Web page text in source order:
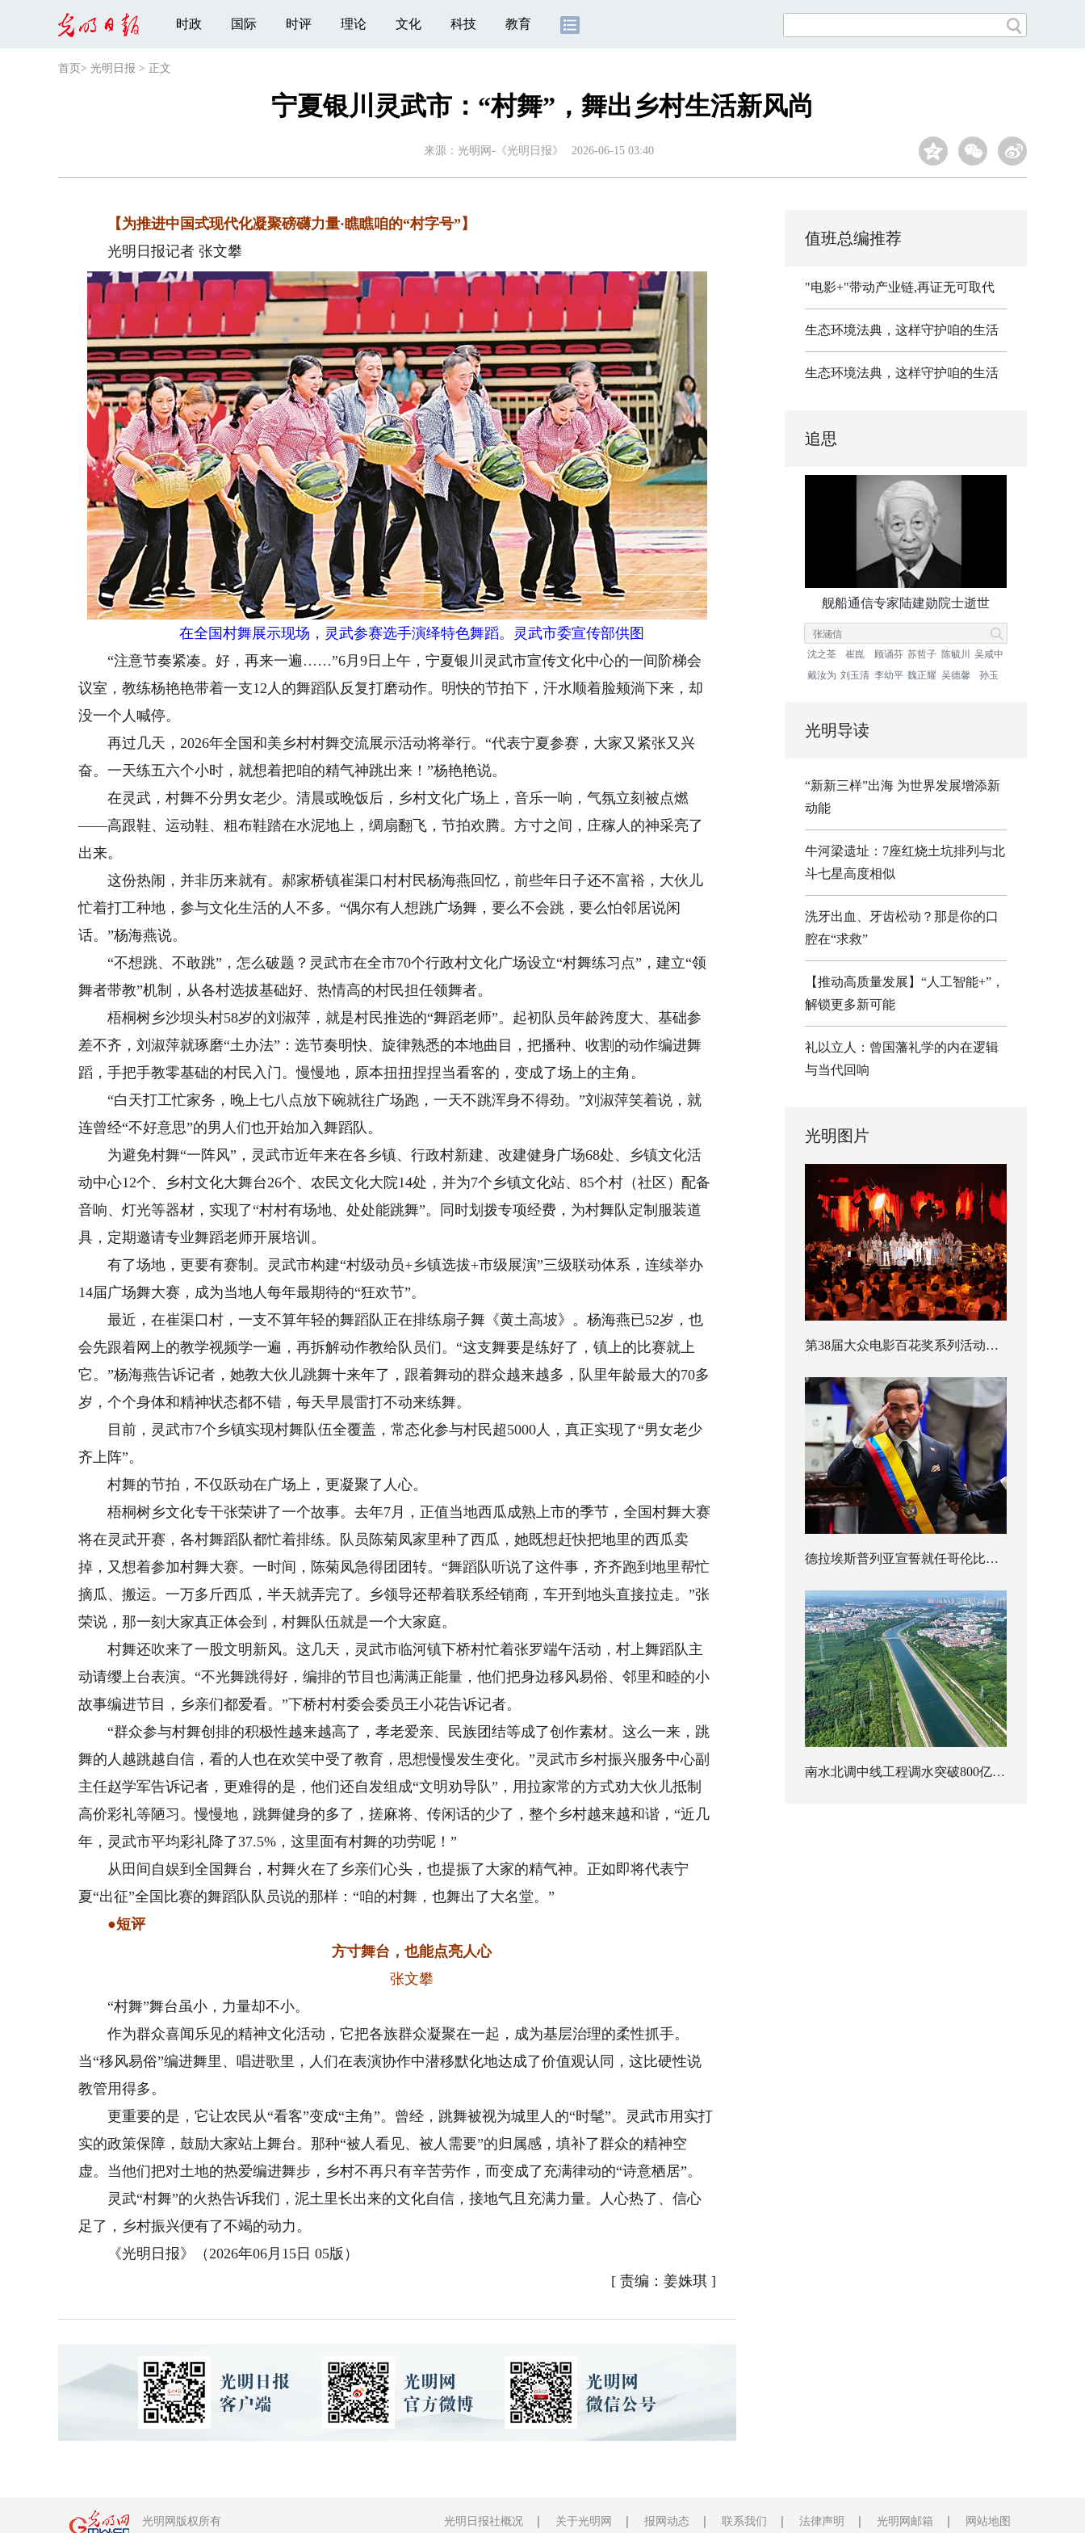
时政 国际 时评 理论 文化 科技 教育
首页 > 光明日报 > 正文
宁夏银川灵武市：“村舞”，舞出乡村生活新风尚
来源： 光明网-《光明日报》 2026-06-15 03:40
【为推进中国式现代化凝聚磅礴力量·瞧瞧咱的“村字号”】
光明日报记者 张文攀
在全国村舞展示现场，灵武参赛选手演绎特色舞蹈。灵武市委宣传部供图
“注意节奏紧凑。好，再来一遍……”6月9日上午，宁夏银川灵武市宣传文化中心的一间阶梯会
议室，教练杨艳艳带着一支12人的舞蹈队反复打磨动作。明快的节拍下，汗水顺着脸颊淌下来，却
没一个人喊停。
再过几天，2026年全国和美乡村村舞交流展示活动将举行。“代表宁夏参赛，大家又紧张又兴
奋。一天练五六个小时，就想着把咱的精气神跳出来！”杨艳艳说。
在灵武，村舞不分男女老少。清晨或晚饭后，乡村文化广场上，音乐一响，气氛立刻被点燃
——高跟鞋、运动鞋、粗布鞋踏在水泥地上，绸扇翻飞，节拍欢腾。方寸之间，庄稼人的神采亮了
出来。
这份热闹，并非历来就有。郝家桥镇崔渠口村村民杨海燕回忆，前些年日子还不富裕，大伙儿
忙着打工种地，参与文化生活的人不多。“偶尔有人想跳广场舞，要么不会跳，要么怕邻居说闲
话。”杨海燕说。
“不想跳、不敢跳”，怎么破题？灵武市在全市70个行政村文化广场设立“村舞练习点”，建立“领
舞者带教”机制，从各村选拔基础好、热情高的村民担任领舞者。
梧桐树乡沙坝头村58岁的刘淑萍，就是村民推选的“舞蹈老师”。起初队员年龄跨度大、基础参
差不齐，刘淑萍就琢磨“土办法”：选节奏明快、旋律熟悉的本地曲目，把播种、收割的动作编进舞
蹈，手把手教零基础的村民入门。慢慢地，原本扭扭捏捏当看客的，变成了场上的主角。
“白天打工忙家务，晚上七八点放下碗就往广场跑，一天不跳浑身不得劲。”刘淑萍笑着说，就
连曾经“不好意思”的男人们也开始加入舞蹈队。
为避免村舞“一阵风”，灵武市近年来在各乡镇、行政村新建、改建健身广场68处、乡镇文化活
动中心12个、乡村文化大舞台26个、农民文化大院14处，并为7个乡镇文化站、85个村（社区）配备
音响、灯光等器材，实现了“村村有场地、处处能跳舞”。同时划拨专项经费，为村舞队定制服装道
具，定期邀请专业舞蹈老师开展培训。
有了场地，更要有赛制。灵武市构建“村级动员+乡镇选拔+市级展演”三级联动体系，连续举办
14届广场舞大赛，成为当地人每年最期待的“狂欢节”。
最近，在崔渠口村，一支不算年轻的舞蹈队正在排练扇子舞《黄土高坡》。杨海燕已52岁，也
会先跟着网上的教学视频学一遍，再拆解动作教给队员们。“这支舞要是练好了，镇上的比赛就上
它。”杨海燕告诉记者，她教大伙儿跳舞十来年了，跟着舞动的群众越来越多，队里年龄最大的70多
岁，个个身体和精神状态都不错，每天早晨雷打不动来练舞。
目前，灵武市7个乡镇实现村舞队伍全覆盖，常态化参与村民超5000人，真正实现了“男女老少
齐上阵”。
村舞的节拍，不仅跃动在广场上，更凝聚了人心。
梧桐树乡文化专干张荣讲了一个故事。去年7月，正值当地西瓜成熟上市的季节，全国村舞大赛
将在灵武开赛，各村舞蹈队都忙着排练。队员陈菊凤家里种了西瓜，她既想赶快把地里的西瓜卖
掉，又想着参加村舞大赛。一时间，陈菊凤急得团团转。“舞蹈队听说了这件事，齐齐跑到地里帮忙
摘瓜、搬运。一万多斤西瓜，半天就弄完了。乡领导还帮着联系经销商，车开到地头直接拉走。”张
荣说，那一刻大家真正体会到，村舞队伍就是一个大家庭。
村舞还吹来了一股文明新风。这几天，灵武市临河镇下桥村忙着张罗端午活动，村上舞蹈队主
动请缨上台表演。“不光舞跳得好，编排的节目也满满正能量，他们把身边移风易俗、邻里和睦的小
故事编进节目，乡亲们都爱看。”下桥村村委会委员王小花告诉记者。
“群众参与村舞创排的积极性越来越高了，孝老爱亲、民族团结等成了创作素材。这么一来，跳
舞的人越跳越自信，看的人也在欢笑中受了教育，思想慢慢发生变化。”灵武市乡村振兴服务中心副
主任赵学军告诉记者，更难得的是，他们还自发组成“文明劝导队”，用拉家常的方式劝大伙儿抵制
高价彩礼等陋习。慢慢地，跳舞健身的多了，搓麻将、传闲话的少了，整个乡村越来越和谐，“近几
年，灵武市平均彩礼降了37.5%，这里面有村舞的功劳呢！”
从田间自娱到全国舞台，村舞火在了乡亲们心头，也提振了大家的精气神。正如即将代表宁
夏“出征”全国比赛的舞蹈队队员说的那样：“咱的村舞，也舞出了大名堂。”
●短评
方寸舞台，也能点亮人心
张文攀
“村舞”舞台虽小，力量却不小。
作为群众喜闻乐见的精神文化活动，它把各族群众凝聚在一起，成为基层治理的柔性抓手。
当“移风易俗”编进舞里、唱进歌里，人们在表演协作中潜移默化地达成了价值观认同，这比硬性说
教管用得多。
更重要的是，它让农民从“看客”变成“主角”。曾经，跳舞被视为城里人的“时髦”。灵武市用实打
实的政策保障，鼓励大家站上舞台。那种“被人看见、被人需要”的归属感，填补了群众的精神空
虚。当他们把对土地的热爱编进舞步，乡村不再只有辛苦劳作，而变成了充满律动的“诗意栖居”。
灵武“村舞”的火热告诉我们，泥土里长出来的文化自信，接地气且充满力量。人心热了、信心
足了，乡村振兴便有了不竭的动力。
《光明日报》（2026年06月15日 05版）
[ 责编：姜姝琪]
值班总编推荐
"电影+"带动产业链,再证无可取代
生态环境法典，这样守护咱的生活
生态环境法典，这样守护咱的生活
追思
舰船通信专家陆建勋院士逝世
沈之荃 崔崑 顾诵芬 苏哲子 陈毓川
吴咸中
戴汝为 刘玉清 李幼平 魏正耀 吴德馨 孙玉
光明导读
“新新三样”出海 为世界发展增添新
动能
牛河梁遗址：7座红烧土坑排列与北
斗七星高度相似
洗牙出血、牙齿松动？那是你的口
腔在“求救”
【推动高质量发展】“人工智能+”，
解锁更多新可能
礼以立人：曾国藩礼学的内在逻辑
与当代回响
光明图片
第38届大众电影百花奖系列活动开幕
德拉埃斯普列亚宣誓就任哥伦比亚总统
南水北调中线工程调水突破800亿立方米
光明网版权所有 光明日报社概况 关于光明网 报网动态 联系我们 法律声明 光明网邮箱 网站地图